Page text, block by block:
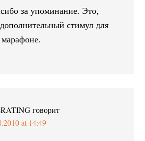
за упоминание. Это,
стимул для
говорит
at 14:49